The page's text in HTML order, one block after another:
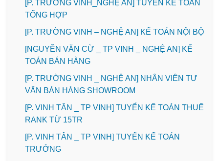
[P. TRƯỜNG VINH_NGHỆ AN] TUYỂN KẾ TOÁN
TỔNG HỢP
[P. TRƯỜNG VINH – NGHỆ AN] KẾ TOÁN NỘI BỘ
[NGUYỄN VĂN CỪ _ TP VINH _ NGHỆ AN] KẾ
TOÁN BÁN HÀNG
[P. TRƯỜNG VINH _ NGHỆ AN] NHÂN VIÊN TƯ
VẤN BÁN HÀNG SHOWROOM
[P. VINH TÂN _ TP VINH] TUYỂN KẾ TOÁN THUẾ
RANK TỪ 15TR
[P. VINH TÂN _ TP VINH] TUYỂN KẾ TOÁN
TRƯỞNG